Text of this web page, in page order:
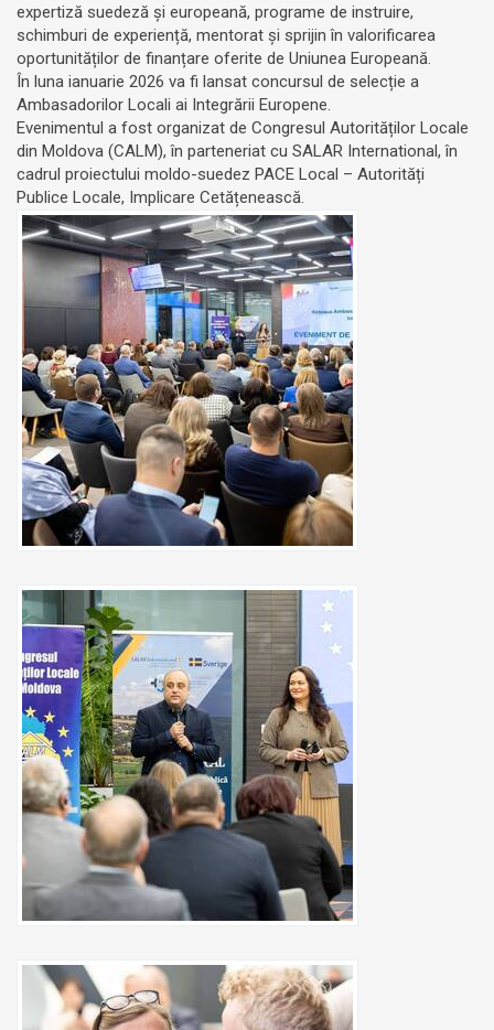
expertiză suedeză și europeană, programe de instruire,
schimburi de experiență, mentorat și sprijin în valorificarea
oportunităților de finanțare oferite de Uniunea Europeană.
În luna ianuarie 2026 va fi lansat concursul de selecție a
Ambasadorilor Locali ai Integrării Europene.
Evenimentul a fost organizat de Congresul Autorităților Locale
din Moldova (CALM), în parteneriat cu SALAR International, în
cadrul proiectului moldo-suedez PACE Local – Autorități
Publice Locale, Implicare Cetățenească.